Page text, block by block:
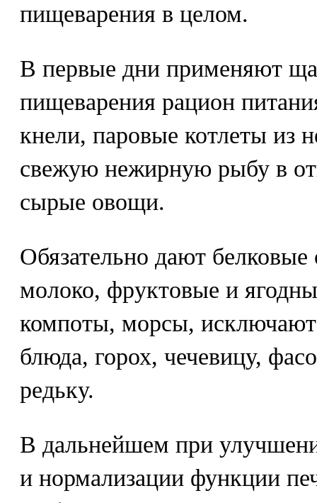
пищеварения в целом.
В первые дни применяют
пищеварения рацион
кнели, паровые котлеты из
свежую нежирную рыбу в
сырые овощи.
Обязательно дают
молоко, фруктовые и
компоты, морсы,
блюда, горох, чечевицу,
редьку.
В дальнейшем при
и нормализации функции